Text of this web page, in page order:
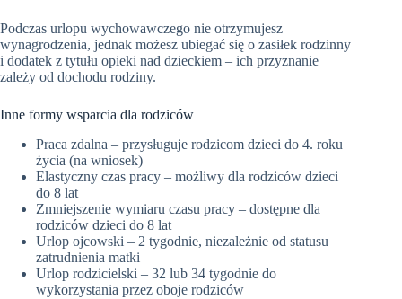
Podczas urlopu wychowawczego nie otrzymujesz
wynagrodzenia, jednak możesz ubiegać się o zasiłek rodzinny
i dodatek z tytułu opieki nad dzieckiem – ich przyznanie
zależy od dochodu rodziny.
Inne formy wsparcia dla rodziców
Praca zdalna – przysługuje rodzicom dzieci do 4. roku
życia (na wniosek)
Elastyczny czas pracy – możliwy dla rodziców dzieci
do 8 lat
Zmniejszenie wymiaru czasu pracy – dostępne dla
rodziców dzieci do 8 lat
Urlop ojcowski – 2 tygodnie, niezależnie od statusu
zatrudnienia matki
Urlop rodzicielski – 32 lub 34 tygodnie do
wykorzystania przez oboje rodziców